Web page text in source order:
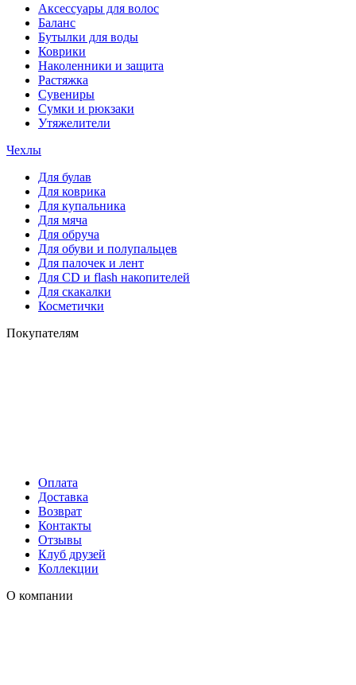
Аксессуары для волос
Баланс
Бутылки для воды
Коврики
Наколенники и защита
Растяжка
Сувениры
Сумки и рюкзаки
Утяжелители
Чехлы
Для булав
Для коврика
Для купальника
Для мяча
Для обруча
Для обуви и полупальцев
Для палочек и лент
Для СD и flash накопителей
Для скакалки
Косметички
Покупателям
Оплата
Доставка
Возврат
Контакты
Отзывы
Клуб друзей
Коллекции
О компании